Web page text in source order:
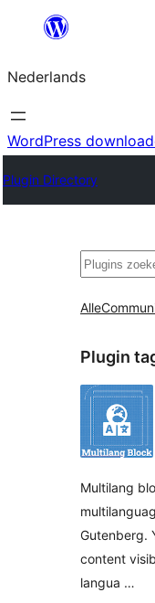
de
inhoud
Nederlands
WordPress
Plugin Directory
Zoeken
Alle
Plugin
Multilang
Gutenberg.
content
langua …